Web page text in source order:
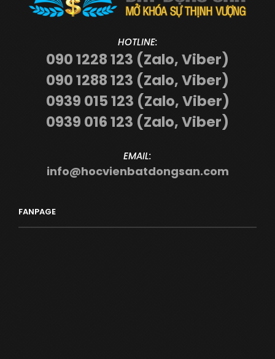
HOTLINE:
090 1228 123 (Zalo, Viber)
090 1288 123 (Zalo, Viber)
0939 015 123 (Zalo, Viber)
0939 016 123 (Zalo, Viber)
EMAIL:
info@hocvienbatdongsan.com
FANPAGE